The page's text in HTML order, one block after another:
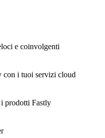
e coinvolgenti
con i tuoi servizi cloud
prodotti Fastly